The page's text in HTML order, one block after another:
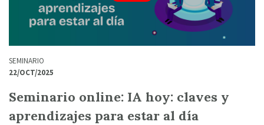
SEMINARIO
22/OCT/2025
Seminario online: IA hoy: claves y
aprendizajes para estar al día